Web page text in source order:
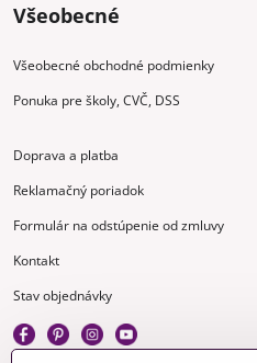
Všeobecné
Všeobecné obchodné podmienky
Ponuka pre školy, CVČ, DSS
Doprava a platba
Reklamačný poriadok
Formulár na odstúpenie od zmluvy
Kontakt
Stav objednávky